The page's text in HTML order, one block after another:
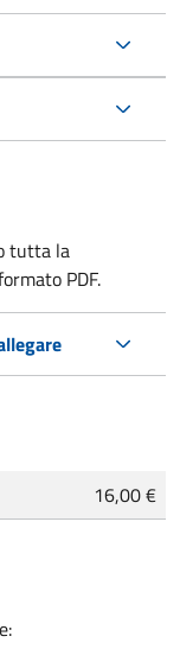
tutta la
PDF.
16,00 €